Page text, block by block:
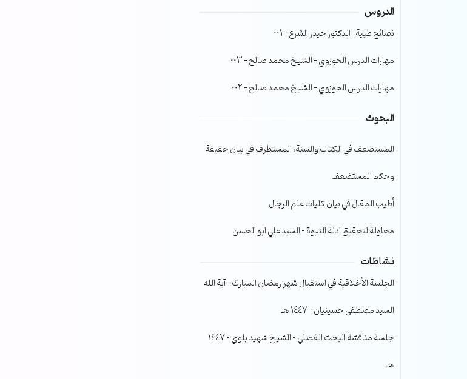
الصوت.الدروس
نصائح طبية- الدكتور حيدر الشرع – 001
مهارات الدرس الحوزوي – الشيخ محمد صالح – 003
مهارات الدرس الحوزوي – الشيخ محمد صالح – 002
البحوث
المستضعف في الكتاب والسنة، المستطرف في بيان حقيقة
وحكم المستضعف
أطيب المقال في بيان كليات علم الرجال
محاولة لتحقيق ادلة النبوة – السيد علي ابو الحسن
نشاطات
الجلسة الأخلاقية في استقبال شهر رمضان المبارك – آية الله
السيد مصطفى حسينيان – 1447 هـ
جلسة مناقشة البحث الفصلي – الشيخ شهيد بلوي – 1447
هـ